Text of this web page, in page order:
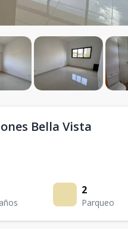
Bella Vista
2
Parqueo